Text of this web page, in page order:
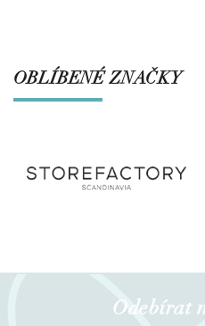
OBLÍBENÉ ZNAČKY
Odebírat